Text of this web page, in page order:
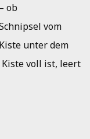
ob
vom
unter dem
voll ist, leert